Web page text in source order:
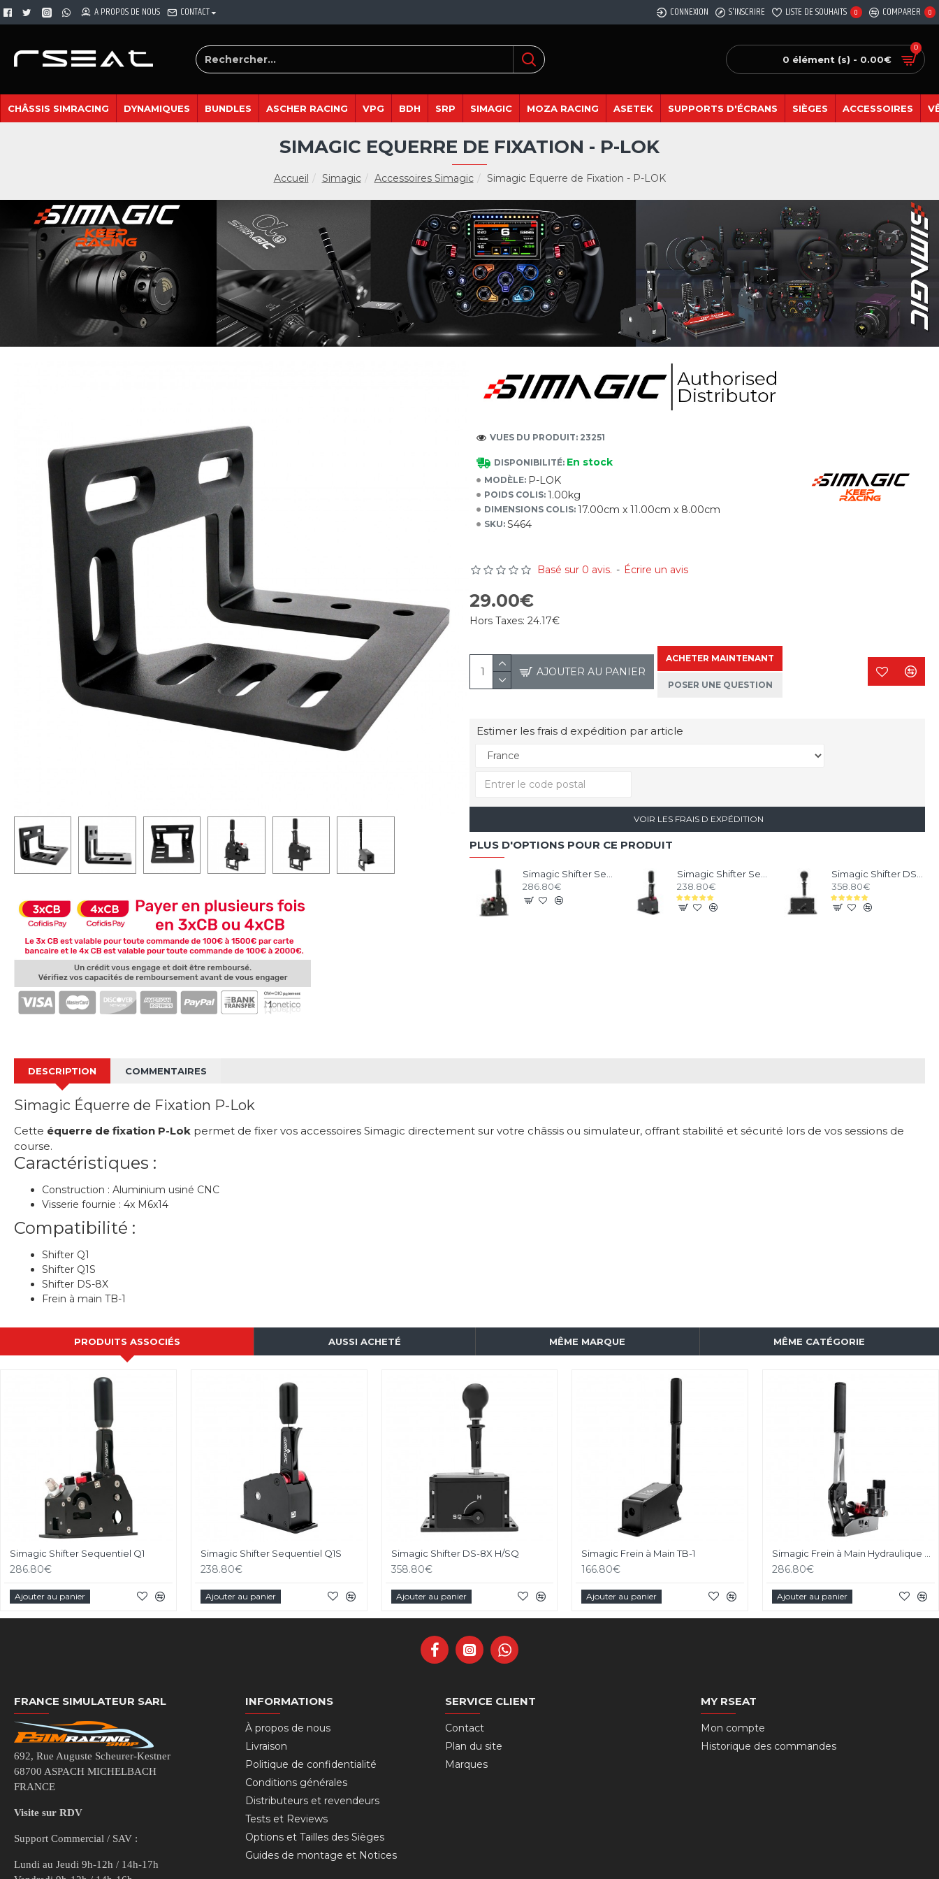
A PROPOS DE NOUS CONTACT CONNEXION S'INSCRIRE LISTE DE SOUHAITS 0 COMPARER 0
0 élément (s) - 0.00€
0
CHÂSSIS SIMRACING DYNAMIQUES BUNDLES ASCHER RACING VPG BDH SRP SIMAGIC MOZA RACING ASETEK SUPPORTS D'ÉCRANS SIÈGES ACCESSOIRES
Accueil Simagic Accessoires Simagic Simagic Equerre de Fixation - P-LOK
SIMAGIC EQUERRE DE FIXATION - P-LOK
DISPONIBILITÉ: En stock
MODÈLE: P-LOK
POIDS COLIS: 1.00kg
DIMENSIONS COLIS: 17.00cm x 11.00cm x 8.00cm
SKU: S464
VUES DU PRODUIT: 23251
Basé sur 0 avis. - Écrire un avis
29.00€
Hors Taxes: 24.17€
AJOUTER AU PANIER
ACHETER MAINTENANT
POSER UNE QUESTION
Estimer les frais d expédition par article
VOIR LES FRAIS D EXPÉDITION
PLUS D'OPTIONS POUR CE PRODUIT
286.80€
238.80€
358.80€
DESCRIPTION COMMENTAIRES
Simagic Équerre de Fixation P-Lok
Cette équerre de fixation P-Lok permet de fixer vos accessoires Simagic directement sur votre châssis ou simulateur, offrant stabilité et sécurité lors de vos sessions de
course.
Caractéristiques :
Construction : Aluminium usiné CNC
Visserie fournie : 4x M6x14
Compatibilité :
Shifter Q1
Shifter Q1S
Shifter DS-8X
Frein à main TB-1
PRODUITS ASSOCIÉS AUSSI ACHETÉ MÊME MARQUE MÊME CATÉGORIE
Simagic Shifter Sequentiel Q1
286.80€
Ajouter au panier
Simagic Shifter Sequentiel Q1S
238.80€
Ajouter au panier
Simagic Shifter DS-8X H/SQ
358.80€
Ajouter au panier
Simagic Frein à Main TB-1
166.80€
Ajouter au panier
286.80€
Ajouter au panier
FRANCE SIMULATEUR SARL
692, Rue Auguste Scheurer-Kestner
68700 ASPACH MICHELBACH
FRANCE
Visite sur RDV
Support Commercial / SAV :
Lundi au Jeudi 9h-12h / 14h-17h
INFORMATIONS
À propos de nous
Livraison
Politique de confidentialité
Conditions générales
Distributeurs et revendeurs
Tests et Reviews
Options et Tailles des Sièges
Guides de montage et Notices
SERVICE CLIENT
Contact
Plan du site
Marques
MY RSEAT
Mon compte
Historique des commandes